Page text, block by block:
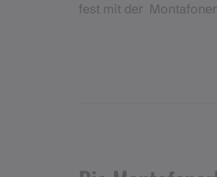
fest mit der